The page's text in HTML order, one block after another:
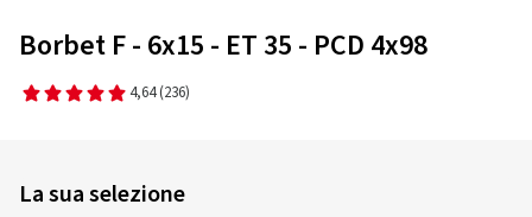
Borbet F - 6x15 - ET 35 - PCD 4x98
4,64 (236)
La sua selezione